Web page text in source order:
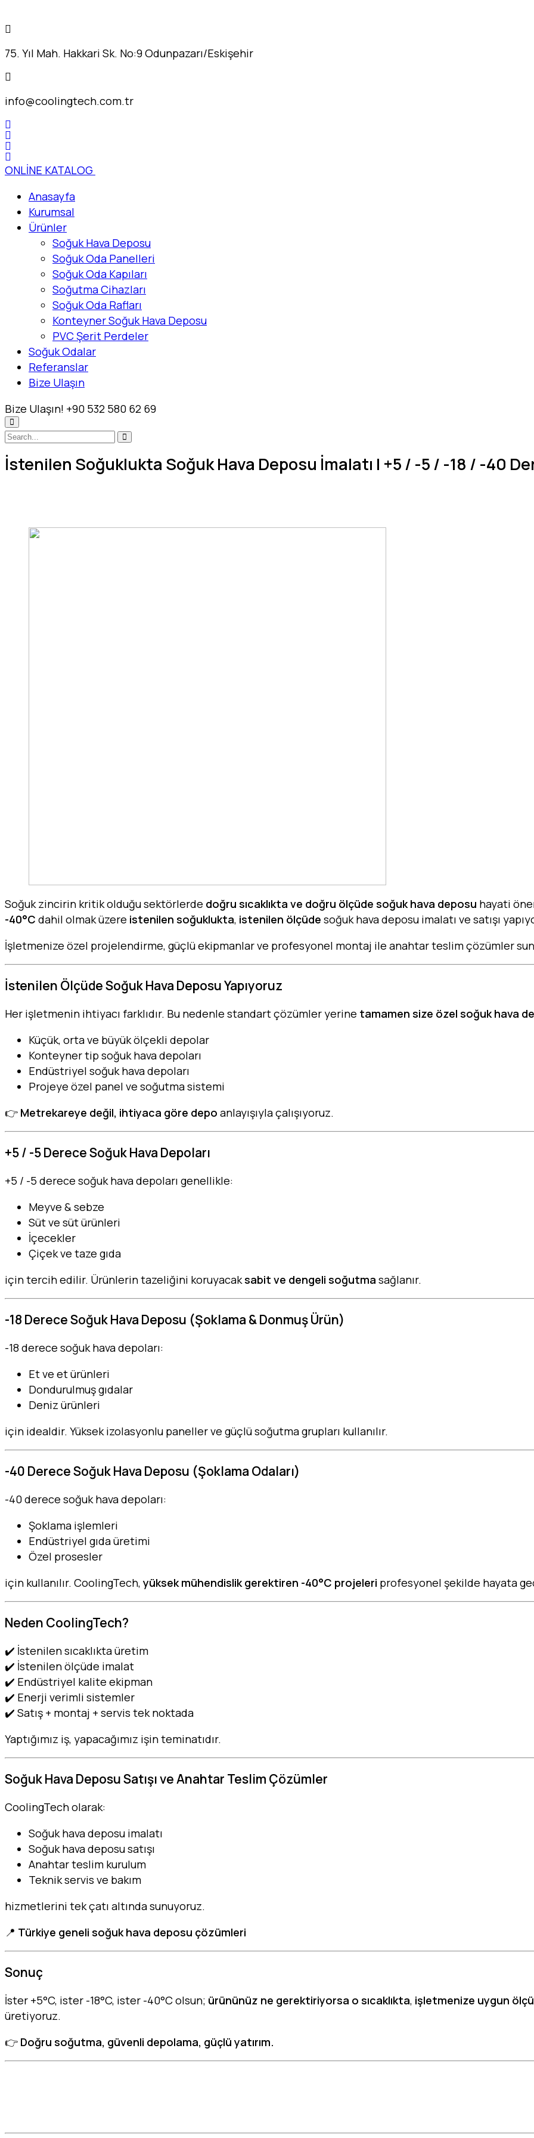
75. Yıl Mah. Hakkari Sk. No:9 Odunpazarı/Eskişehir
info@coolingtech.com.tr
ONLİNE KATALOG
Anasayfa
Kurumsal
Ürünler
Soğuk Hava Deposu
Soğuk Oda Panelleri
Soğuk Oda Kapıları
Soğutma Cihazları
Soğuk Oda Rafları
Konteyner Soğuk Hava Deposu
PVC Şerit Perdeler
Soğuk Odalar
Referanslar
Bize Ulaşın
Bize Ulaşın! +90 532 580 62 69
İstenilen Soğuklukta Soğuk Hava Deposu İmalatı | +5 / -5 / -18 / -40
Soğuk zincirin kritik olduğu sektörlerde doğru sıcaklıkta ve doğru ölçüde soğuk hava deposu hayati
-40°C dahil olmak üzere istenilen soğuklukta, istenilen ölçüde soğuk hava deposu imalatı ve satışı
İşletmenize özel projelendirme, güçlü ekipmanlar ve profesyonel montaj ile anahtar teslim çözümler
İstenilen Ölçüde Soğuk Hava Deposu Yapıyoruz
Her işletmenin ihtiyacı farklıdır. Bu nedenle standart çözümler yerine tamamen size özel soğuk hava
Küçük, orta ve büyük ölçekli depolar
Konteyner tip soğuk hava depoları
Endüstriyel soğuk hava depoları
Projeye özel panel ve soğutma sistemi
👉 Metrekareye değil, ihtiyaca göre depo anlayışıyla çalışıyoruz.
+5 / -5 Derece Soğuk Hava Depoları
+5 / -5 derece soğuk hava depoları genellikle:
Meyve & sebze
Süt ve süt ürünleri
İçecekler
Çiçek ve taze gıda
için tercih edilir. Ürünlerin tazeliğini koruyacaksabit ve dengeli soğutma sağlanır.
-18 Derece Soğuk Hava Deposu (Şoklama & Donmuş Ürün)
-18 derece soğuk hava depoları:
Et ve et ürünleri
Dondurulmuş gıdalar
Deniz ürünleri
için idealdir. Yüksek izolasyonlu paneller ve güçlü soğutma grupları kullanılır.
-40 Derece Soğuk Hava Deposu (Şoklama Odaları)
-40 derece soğuk hava depoları:
Şoklama işlemleri
Endüstriyel gıda üretimi
Özel prosesler
için kullanılır. CoolingTech, yüksek mühendislik gerektiren -40°C projeleri profesyonel şekilde hayata
Neden CoolingTech?
✔️ İstenilen sıcaklıkta üretim
✔️ İstenilen ölçüde imalat
✔️ Endüstriyel kalite ekipman
✔️ Enerji verimli sistemler
✔️ Satış + montaj + servis tek noktada
Yaptığımız iş, yapacağımız işin teminatıdır.
Soğuk Hava Deposu Satışı ve Anahtar Teslim Çözümler
CoolingTech olarak:
Soğuk hava deposu imalatı
Soğuk hava deposu satışı
Anahtar teslim kurulum
Teknik servis ve bakım
hizmetlerini tek çatı altında sunuyoruz.
📍 Türkiye geneli soğuk hava deposu çözümleri
Sonuç
İster +5°C, ister -18°C, ister -40°C olsun; ürününüz ne gerektiriyorsa o sıcaklıkta, işletmenize uygun
üretiyoruz.
👉 Doğru soğutma, güvenli depolama, güçlü yatırım.